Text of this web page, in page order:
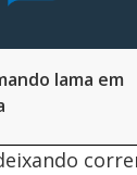
lama em